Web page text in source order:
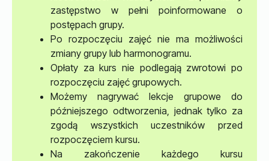
zastępstwo w pełni poinformowane o
postępach grupy.
Po rozpoczęciu zajęć nie ma możliwości
zmiany grupy lub harmonogramu.
Opłaty za kurs nie podlegają zwrotowi po
rozpoczęciu zajęć grupowych.
Możemy nagrywać lekcje grupowe do
późniejszego odtworzenia, jednak tylko za
zgodą wszystkich uczestników przed
rozpoczęciem kursu.
Na zakończenie każdego kursu